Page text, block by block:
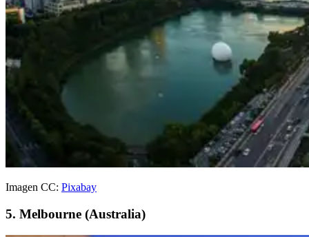
Imagen CC: Pixabay
5. Melbourne (Australia)